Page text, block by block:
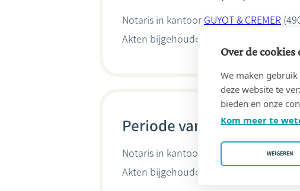
Notaris in kantoor GUYOT & CREMER
Akten bijgehouden door
Periode van 11/08/2020
Notaris in kantoor Catherine CREMER
Akten bijgehouden door
Over de cookies
We maken
deze website te
bieden en onze
Kom meer te
WEIGEREN